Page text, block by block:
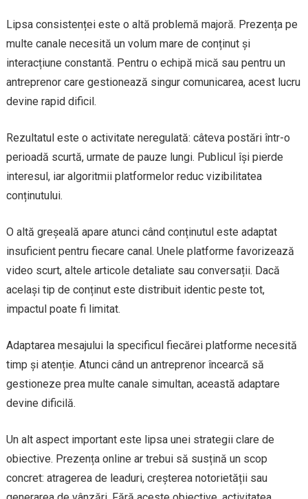
Lipsa consistenței este o altă problemă majoră. Prezența pe
multe canale necesită un volum mare de conținut și
interacțiune constantă. Pentru o echipă mică sau pentru un
antreprenor care gestionează singur comunicarea, acest lucru
devine rapid dificil.
Rezultatul este o activitate neregulată: câteva postări într-o
perioadă scurtă, urmate de pauze lungi. Publicul își pierde
interesul, iar algoritmii platformelor reduc vizibilitatea
conținutului.
O altă greșeală apare atunci când conținutul este adaptat
insuficient pentru fiecare canal. Unele platforme favorizează
video scurt, altele articole detaliate sau conversații. Dacă
același tip de conținut este distribuit identic peste tot,
impactul poate fi limitat.
Adaptarea mesajului la specificul fiecărei platforme necesită
timp și atenție. Atunci când un antreprenor încearcă să
gestioneze prea multe canale simultan, această adaptare
devine dificilă.
Un alt aspect important este lipsa unei strategii clare de
obiective. Prezența online ar trebui să susțină un scop
concret: atragerea de leaduri, creșterea notorietății sau